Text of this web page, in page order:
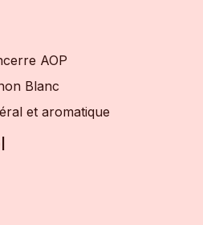
AOP
Blanc
et aromatique